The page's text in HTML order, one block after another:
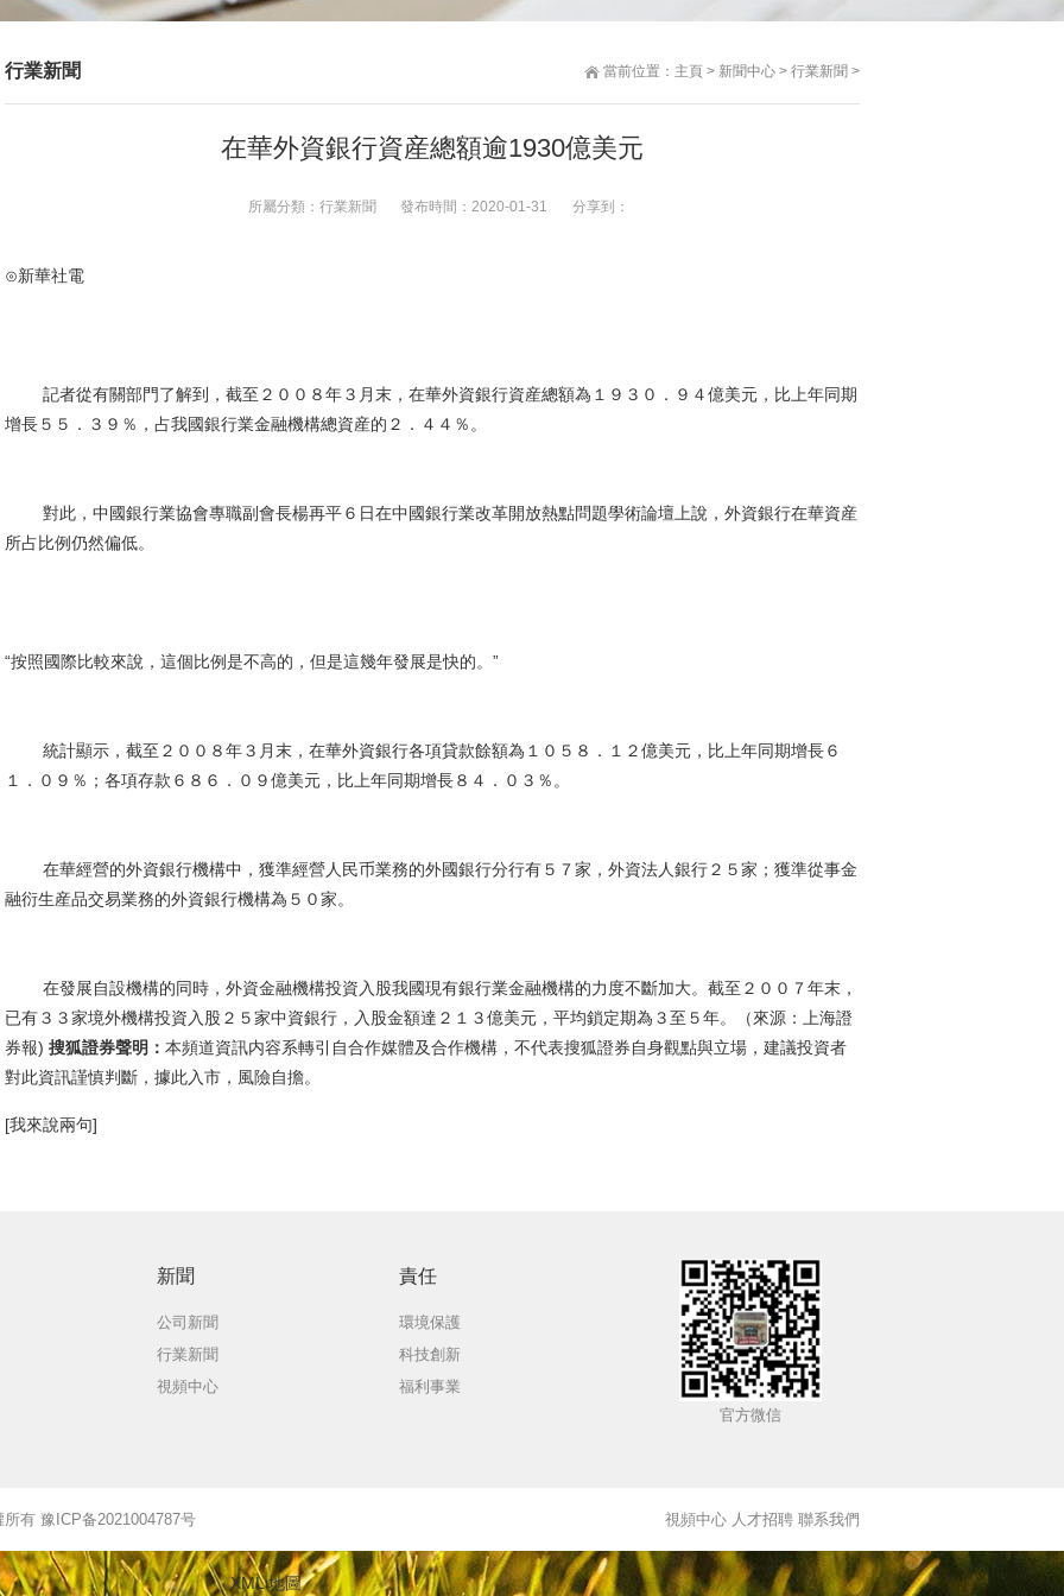
當前位置： 主頁 > 新聞中心 > 行業新聞 >
行業新聞
在華外資銀行資産總額逾1930億美元
所屬分類： 行業新聞 發布時間： 2020-01-31 分享到：
⊙新華社電
記者從有關部門了解到，截至２００８年３月末，在華外資銀行資産總額為１９３０．９４億美元，比上年同期
增長５５．３９％，占我國銀行業金融機構總資産的２．４４％。
對此， 中國銀行業協會專職副會長楊再平６日在中國銀行業改革開放熱點問題學術論壇上說，外資銀行在華資産
所占比例仍然偏低。
“按照國際比較來說，這個比例是不高的，但是這幾年發展是快的。”
統計顯示，截至２００８年３月末，在華外資銀行各項貸款餘額為１０５８．１２億美元，比上年同期增長６
１．０９％；各項存款６８６．０９億美元，比上年同期增長８４．０３％。
在華經營的外資銀行機構中，獲準經營人民币業務的外國銀行分行有５７家，外資法人銀行２５家；獲準從事金
融衍生産品交易業務的外資銀行機構為５０家。
在發展自設機構的同時，外資金融機構投資入股我國現有銀行業金融機構的力度不斷加大。截至２００７年末，
已有３３家境外機構投資入股２５家中資銀行，入股金額達２１３億美元，平均鎖定期為３至５年。（來源：上海證
券報) 搜狐證券聲明： 本頻道資訊内容系轉引自合作媒體及合作機構，不代表搜狐證券自身觀點與立場，建議投資者
對此資訊謹慎判斷，據此入市，風險自擔。
[我來說兩句]
新聞
公司新聞
行業新聞
視頻中心
責任
環境保護
科技創新
福利事業
官方微信
有 豫ICP备2021004787号 視頻中心 人才招聘 聯系我們
XML 地圖